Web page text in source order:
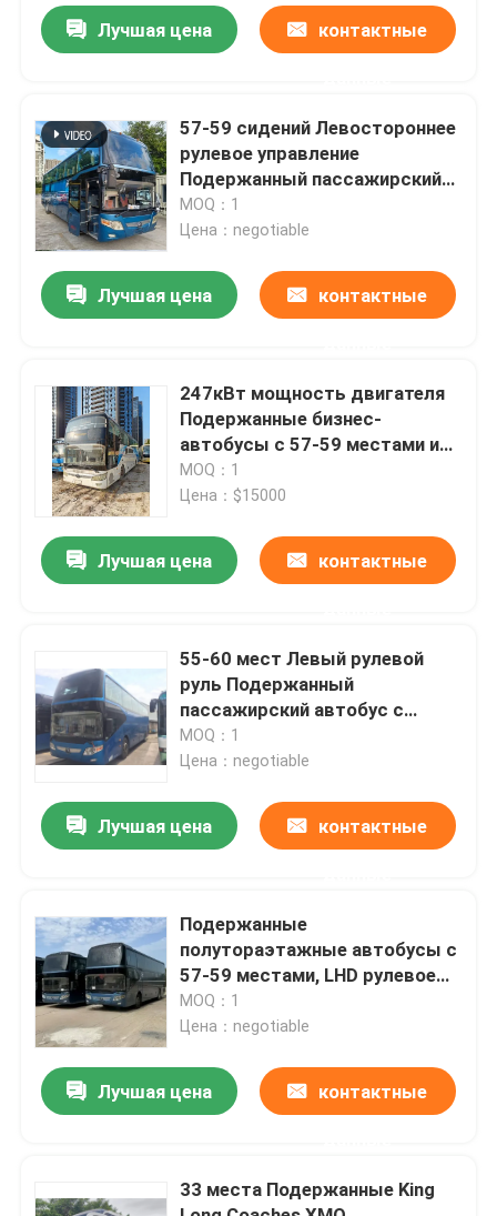
Домой
Видеозаписи
О нас
Экскурсия по заводу
Контроль качества
Новости
Запросите цитату
Лучшая цена контактные
57-59 сидений Левостороннее
рулевое управление
Подержанный пассажирский
автобус WP10.336N
Двигатель модели 336
мощность
MOQ：1
Цена：negotiable
Лучшая цена контактные
247кВт мощность двигателя
Подержанные бизнес-
автобусы с 57-59 местами и
спальными отсеками водителя
MOQ：1
Цена：$15000
Лучшая цена контактные
55-60 мест Левый рулевой
руль Подержанный
пассажирский автобус с
емкостью 9726 мл и
мощностью двигателя 247
MOQ：1
Цена：negotiable
Лучшая цена контактные
Подержанные
полутораэтажные автобусы с
57-59 местами, LHD рулевое
положение
MOQ：1
Цена：negotiable
Лучшая цена контактные
33 места Подержанные King